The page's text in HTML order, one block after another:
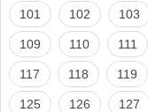
101 102 103
109 110 111
117 118 119
125 126 127